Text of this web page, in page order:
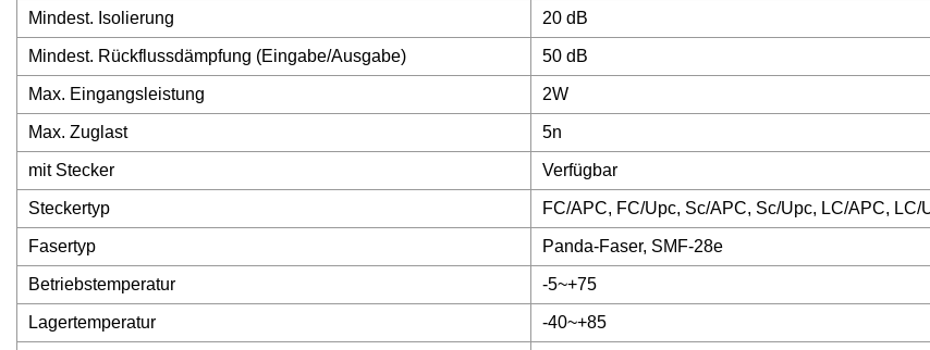
Mindest. Isolierung 20 dB
Mindest. Rückflussdämpfung (Eingabe/Ausgabe) 50 dB
Max. Eingangsleistung 2W
Max. Zuglast 5n
mit Stecker Verfügbar
Steckertyp FC/APC, FC/Upc, Sc/APC, Sc/Upc, LC/APC, LC/
Fasertyp Panda-Faser, SMF-28e
Betriebstemperatur -5~+75
Lagertemperatur -40~+85